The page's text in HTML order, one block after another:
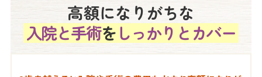
高額になりがちな
入院と手術をしっかりとカバー